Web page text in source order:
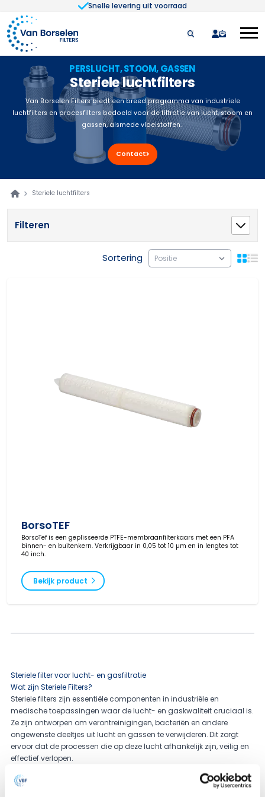
Snelle levering uit voorraad
Ga naar de inhoud
quote
PERSLUCHT, STOOM, GASSEN
Steriele luchtfilters
Van Borselen Filters biedt een breed programma van industriele
luchtfilters en procesfilters bedoeld voor de filtratie van lucht, stoom en
gassen, alsmede vloeistoffen.
Contact
Steriele luchtfilters
Filteren
Sortering
BorsoTEF
BorsoTef is een geplisseerde PTFE-membraanfilterkaars met een PFA
binnen- en buitenkern. Verkrijgbaar in 0,05 tot 10 µm en in lengtes tot
40 inch.
Bekijk product
Steriele filter voor lucht- en gasfiltratie
Wat zijn Steriele Filters?
Steriele filters zijn essentiële componenten in industriële en
medische toepassingen waar de lucht- en gaskwaliteit cruciaal is.
Ze zijn ontworpen om verontreinigingen, bacteriën en andere
ongewenste deeltjes uit lucht en gassen te verwijderen. Dit zorgt
ervoor dat de processen die op deze lucht afhankelijk zijn, veilig en
effectief verlopen.
Onze steriele luchtbehuizingen zijn de standaardoplossing voor